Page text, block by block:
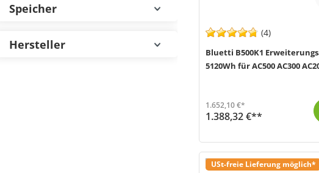
Speicher
Hersteller
(4)
Bluetti B500K1
5120Wh für AC500 AC300
1.652,10 €*
1.388,32 €**
USt-freie Lieferung möglich*